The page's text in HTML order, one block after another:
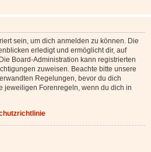
sein, um dich anmelden zu können. Die
erledigt und ermöglicht dir, auf
Board-Administration kann registrierten
zuweisen. Beachte bitte unsere
Regelungen, bevor du dich
jeweiligen Forenregeln, wenn du dich in